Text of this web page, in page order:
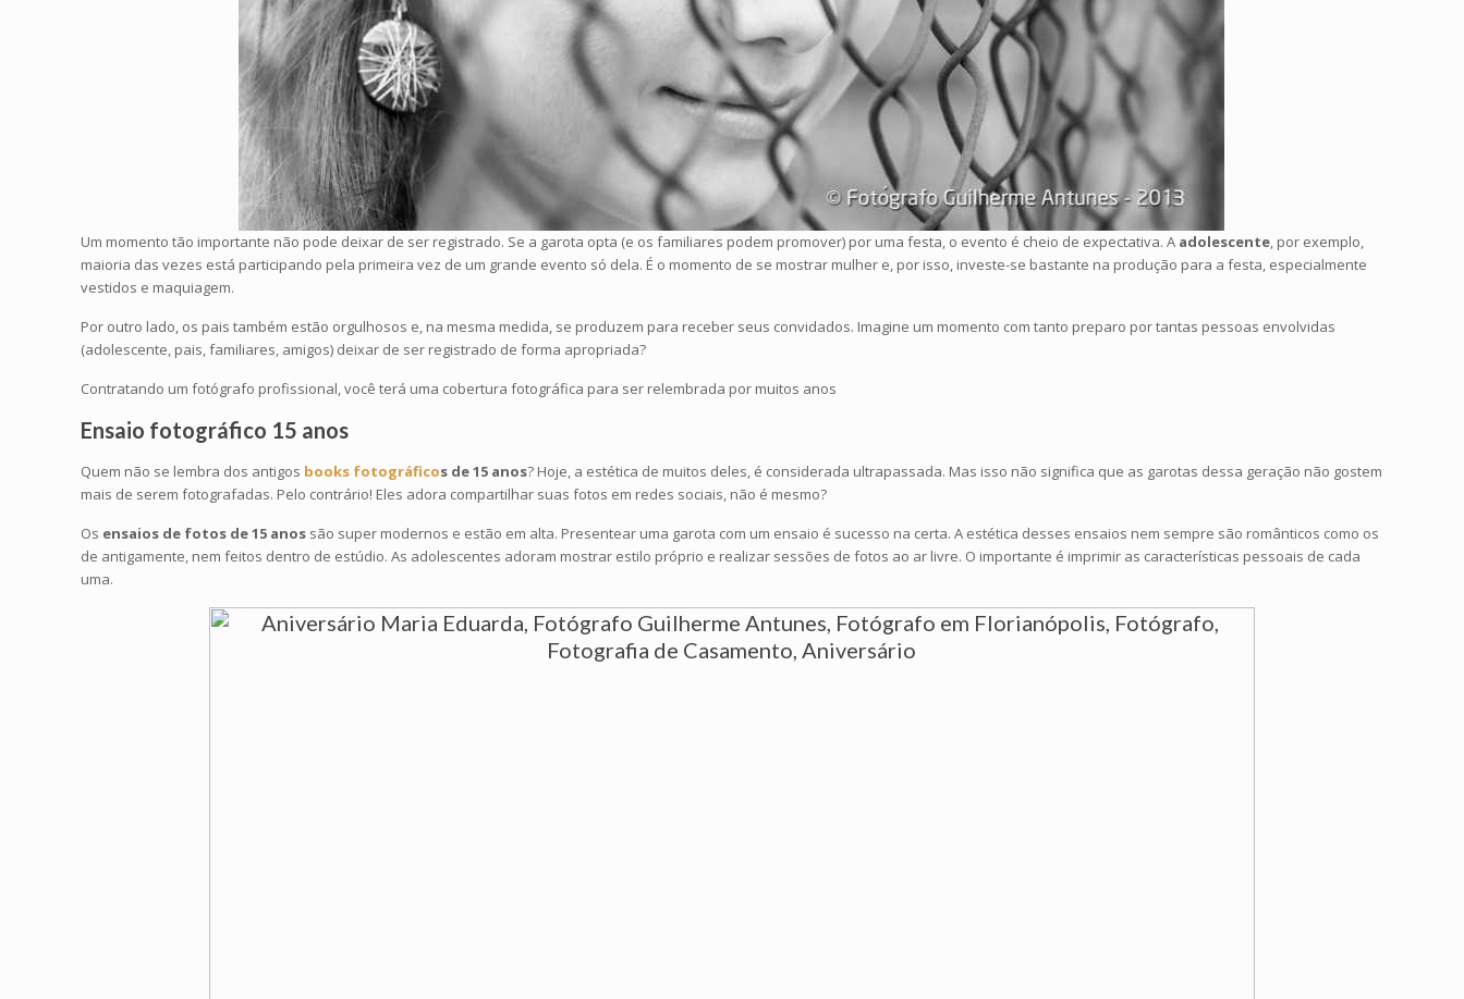
Um momento tão importante não pode deixar de ser registrado. Se a garota opta (e os familiares podem promover) por uma festa, o evento é cheio de expectativa. A adolescente, por exemplo,
maioria das vezes está participando pela primeira vez de um grande evento só dela. É o momento de se mostrar mulher e, por isso, investe-se bastante na produção para a festa, especialmente
vestidos e maquiagem.
Por outro lado, os pais também estão orgulhosos e, na mesma medida, se produzem para receber seus convidados. Imagine um momento com tanto preparo por tantas pessoas envolvidas
(adolescente, pais, familiares, amigos) deixar de ser registrado de forma apropriada?
Contratando um fotógrafo profissional, você terá uma cobertura fotográfica para ser relembrada por muitos anos
Ensaio fotográfico 15 anos
Quem não se lembra dos antigos books fotográficos de 15 anos? Hoje, a estética de muitos deles, é considerada ultrapassada. Mas isso não significa que as garotas dessa geração não gostem
mais de serem fotografadas. Pelo contrário! Eles adora compartilhar suas fotos em redes sociais, não é mesmo?
Os ensaios de fotos de 15 anos são super modernos e estão em alta. Presentear uma garota com um ensaio é sucesso na certa. A estética desses ensaios nem sempre são românticos como os
de antigamente, nem feitos dentro de estúdio. As adolescentes adoram mostrar estilo próprio e realizar sessões de fotos ao ar livre. O importante é imprimir as características pessoais de cada
uma.